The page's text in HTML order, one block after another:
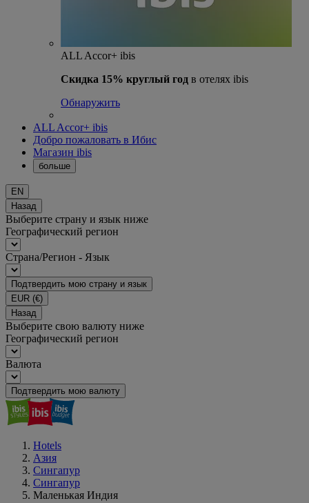
ALL Accor+ ibis
Скидка 15% круглый год в отелях ibis
Обнаружить
ALL Accor+ ibis
Добро пожаловать в Ибис
Магазин ibis
больше
EN
Назад
Выберите страну и язык ниже
Географический регион
Страна/Регион - Язык
Подтвердить мою страну и язык
EUR (€)
Назад
Выберите свою валюту ниже
Географический регион
Валюта
Подтвердить мою валюту
Hotels
Азия
Сингапур
Сингапур
Маленькая Индия